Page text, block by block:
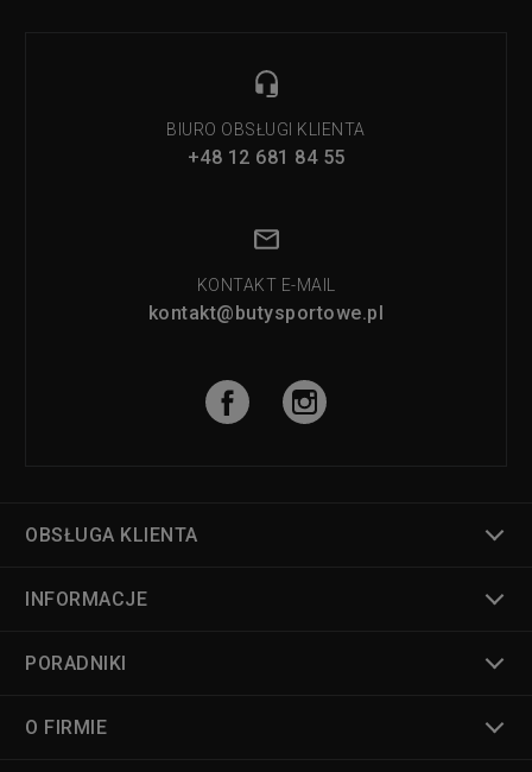
BIURO OBSŁUGI KLIENTA
+48 12 681 84 55
KONTAKT E-MAIL
kontakt@butysportowe.pl
OBSŁUGA KLIENTA
INFORMACJE
PORADNIKI
O FIRMIE